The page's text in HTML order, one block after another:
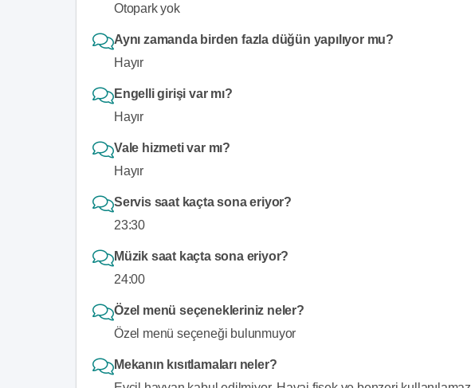
Otopark yok
Aynı zamanda birden fazla düğün yapılıyor mu?
Hayır
Engelli girişi var mı?
Hayır
Vale hizmeti var mı?
Hayır
Servis saat kaçta sona eriyor?
23:30
Müzik saat kaçta sona eriyor?
24:00
Özel menü seçenekleriniz neler?
Özel menü seçeneği bulunmuyor
Mekanın kısıtlamaları neler?